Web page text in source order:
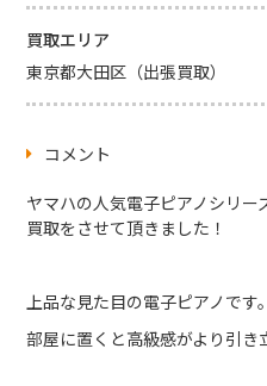
買取エリア
東京都大田区（出張買取）
コメント
ヤマハの人気電子ピアノシリ
買取をさせて頂きました！
上品な見た目の電子ピアノです。
部屋に置くと高級感がより引き